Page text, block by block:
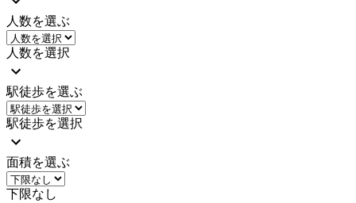
人数を選ぶ
人数を選択
駅徒歩を選ぶ
駅徒歩を選択
面積を選ぶ
下限なし